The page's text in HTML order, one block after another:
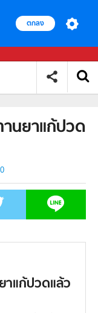
ตกลง
นยาแก้ปวด
าแก้ปวดแล้ว